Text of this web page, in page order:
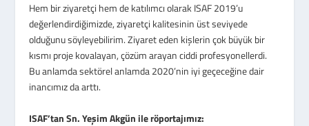
Hem bir ziyaretçi hem de katılımcı olarak ISAF 2019’u
değerlendirdiğimizde, ziyaretçi kalitesinin üst seviyede
olduğunu söyleyebilirim. Ziyaret eden kişlerin çok büyük bir
kısmı proje kovalayan, çözüm arayan ciddi profesyonellerdi.
Bu anlamda sektörel anlamda 2020’nin iyi geçeceğine dair
inancımız da arttı.
ISAF’tan Sn. Yeşim Akgün ile röportajımız: